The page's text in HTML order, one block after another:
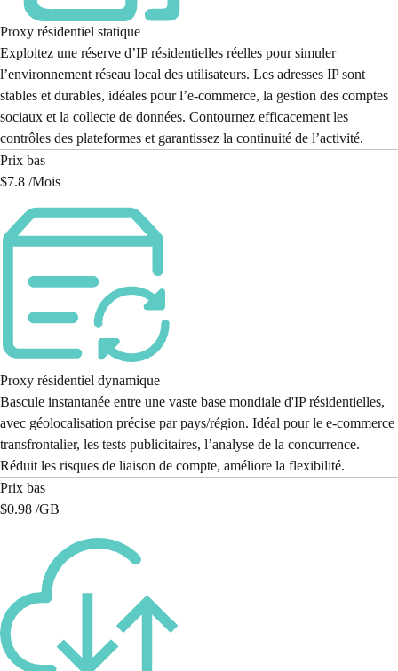
Proxy résidentiel statique
Exploitez une réserve d’IP résidentielles réelles pour simuler
l’environnement réseau local des utilisateurs. Les adresses IP sont
stables et durables, idéales pour l’e-commerce, la gestion des comptes
sociaux et la collecte de données. Contournez efficacement les
contrôles des plateformes et garantissez la continuité de l’activité.
Prix bas
$7.8 /Mois
Proxy résidentiel dynamique
Bascule instantanée entre une vaste base mondiale d'IP résidentielles,
avec géolocalisation précise par pays/région. Idéal pour le e-commerce
transfrontalier, les tests publicitaires, l’analyse de la concurrence.
Réduit les risques de liaison de compte, améliore la flexibilité.
Prix bas
$0.98 /GB